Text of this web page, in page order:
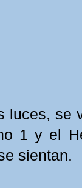
luces, se
1 y el
sientan.